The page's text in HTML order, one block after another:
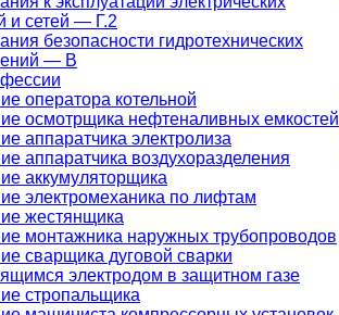
и сетей — Г.2
безопасности гидротехнических
— В
оператора котельной
осмотрщика нефтеналивных емкостей
аппаратчика электролиза
аппаратчика воздухоразделения
аккумуляторщика
электромеханика по лифтам
жестянщика
монтажника наружных трубопроводов
сварщика дуговой сварки
электродом в защитном газе
стропальщика